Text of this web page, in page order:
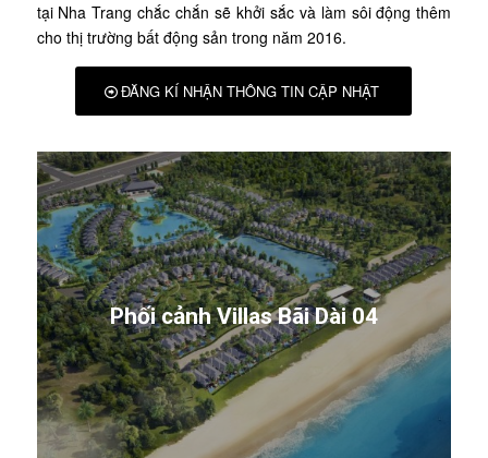
tại Nha Trang chắc chắn sẽ khởi sắc và làm sôi động thêm
cho thị trường bất động sản trong năm 2016.
ĐĂNG KÍ NHẬN THÔNG TIN CẬP NHẬT
Phối cảnh Villas Bãi Dài 04